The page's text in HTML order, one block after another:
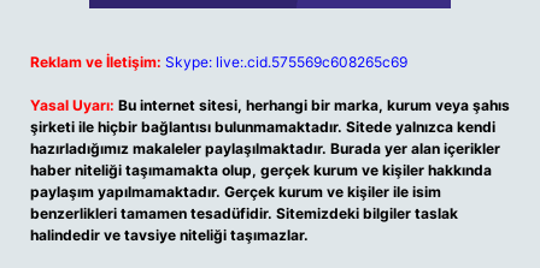
Reklam ve İletişim: Skype: live:.cid.575569c608265c69
Yasal Uyarı: Bu internet sitesi, herhangi bir marka, kurum veya şahıs
şirketi ile hiçbir bağlantısı bulunmamaktadır. Sitede yalnızca kendi
hazırladığımız makaleler paylaşılmaktadır. Burada yer alan içerikler
haber niteliği taşımamakta olup, gerçek kurum ve kişiler hakkında
paylaşım yapılmamaktadır. Gerçek kurum ve kişiler ile isim
benzerlikleri tamamen tesadüfidir. Sitemizdeki bilgiler taslak
halindedir ve tavsiye niteliği taşımazlar.